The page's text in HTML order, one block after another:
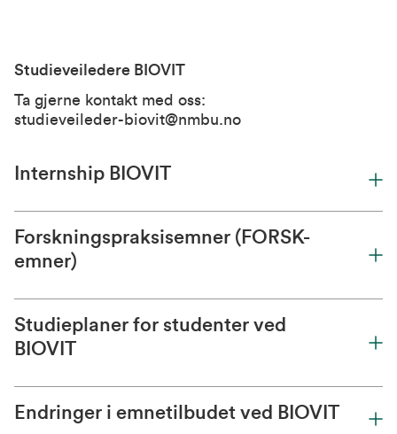
Studieveiledere BIOVIT
Ta gjerne kontakt med oss:
studieveileder-biovit@nmbu.no
Internship BIOVIT
Forskningspraksisemner (FORSK-
emner)
Studieplaner for studenter ved
BIOVIT
Endringer i emnetilbudet ved BIOVIT